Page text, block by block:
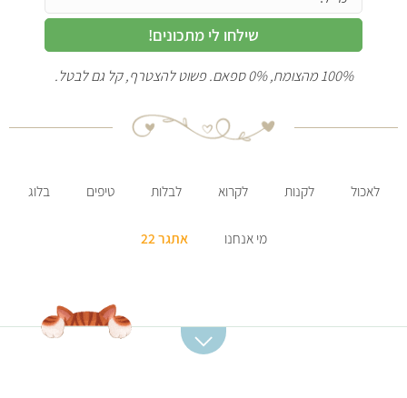
שילחו לי מתכונים!
100% מהצומח, 0% ספאם. פשוט להצטרף, קל גם לבטל.
לאכול לקנות לקרוא לבלות טיפים בלוג
מי אנחנו אתגר 22